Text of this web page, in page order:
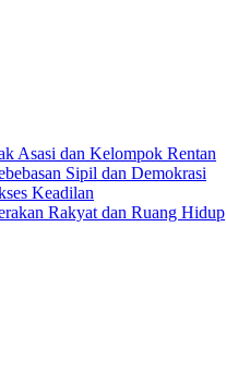
Asasi dan Kelompok Rentan
Sipil dan Demokrasi
Keadilan
Rakyat dan Ruang Hidup